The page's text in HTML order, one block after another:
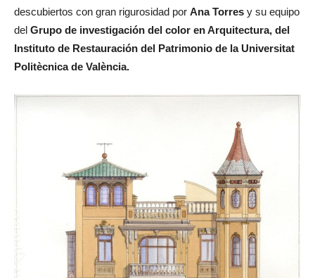
descubiertos con gran rigurosidad por Ana Torres y su equipo
del Grupo de investigación del color en Arquitectura, del
Instituto de Restauración del Patrimonio de la Universitat
Politècnica de València.